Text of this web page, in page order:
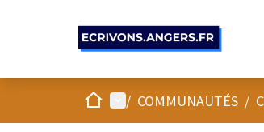
AccueilMenu principal
/ COMMUNAUTÉS /